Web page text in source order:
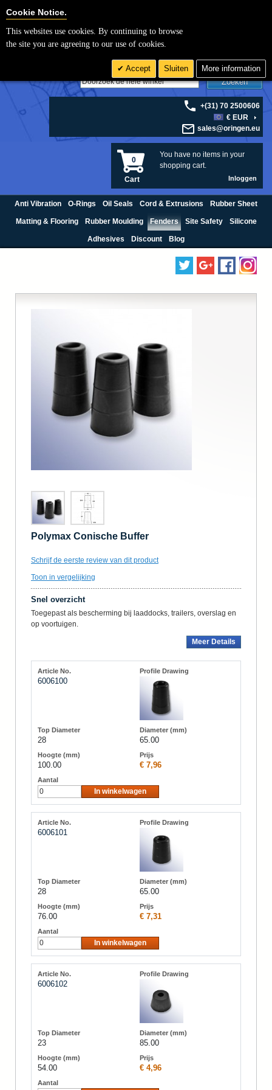
Zoeken
+(31) 70 2500606
€ EUR
sales@oringen.eu
You have no items in your
shopping cart.
0
Cart Inloggen
Anti Vibration O-Rings Oil Seals Cord & Extrusions Rubber Sheet
Matting & Flooring Rubber Moulding Fenders Site Safety Silicone
Adhesives Discount Blog
Polymax Conische Buffer
Schrijf de eerste review van dit product
Toon in vergelijking
Snel overzicht
Toegepast als bescherming bij laaddocks, trailers, overslag en
op voortuigen.
Meer Details
6006100
28 65.00
100.00 € 7,96
In winkelwagen
6006101
28 65.00
76.00 € 7,31
In winkelwagen
6006102
23 85.00
54.00 € 4,96
Cookie Notice.
This websites use cookies. By continuing to browse
the site you are agreeing to our use of cookies.
Accept Sluiten More information
Cookie Settings